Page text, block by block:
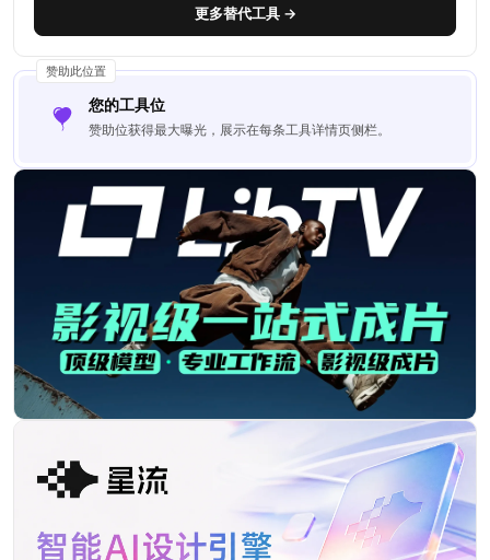
更多替代工具 →
赞助此位置
您的工具位
赞助位获得最大曝光，展示在每条工具详情页侧栏。